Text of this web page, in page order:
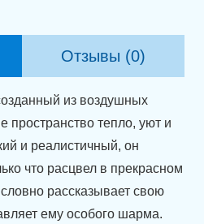
Отзывы (0)
из воздушных
пространство тепло, уют и
и реалистичный, он
что расцвел в прекрасном
рассказывает свою
ему особого шарма.